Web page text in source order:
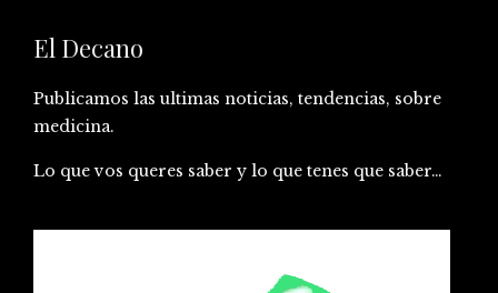
El Decano
Publicamos las ultimas noticias, tendencias, sobre
medicina.
Lo que vos queres saber y lo que tenes que saber…